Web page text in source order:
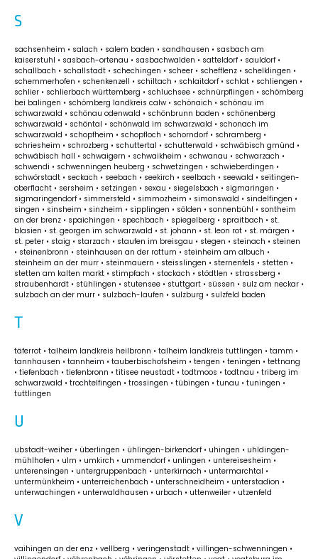
S
sachsenheim • salach • salem baden • sandhausen • sasbach am
kaiserstuhl • sasbach-ortenau • sasbachwalden • satteldorf • sauldorf •
schallbach • schallstadt • schechingen • scheer • schefflenz • schelklingen •
schemmerhofen • schenkenzell • schiltach • schlaitdorf • schlat • schliengen •
schlier • schlierbach württemberg • schluchsee • schnürpflingen • schömberg
bei balingen • schömberg landkreis calw • schönaich • schönau im
schwarzwald • schönau odenwald • schönbrunn baden • schönenberg
schwarzwald • schöntal • schönwald im schwarzwald • schonach im
schwarzwald • schopfheim • schopfloch • schorndorf • schramberg •
schriesheim • schrozberg • schuttertal • schutterwald • schwäbisch gmünd •
schwäbisch hall • schwaigern • schwaikheim • schwanau • schwarzach •
schwendi • schwenningen heuberg • schwetzingen • schwieberdingen •
schwörstadt • seckach • seebach • seekirch • seelbach • seewald • seitingen-
oberflacht • sersheim • setzingen • sexau • siegelsbach • sigmaringen •
sigmaringendorf • simmersfeld • simmozheim • simonswald • sindelfingen •
singen • sinsheim • sinzheim • sipplingen • sölden • sonnenbühl • sontheim
an der brenz • spaichingen • spechbach • spiegelberg • spraitbach • st.
blasien • st. georgen im schwarzwald • st. johann • st. leon rot • st. märgen •
st. peter • staig • starzach • staufen im breisgau • stegen • steinach • steinen
• steinenbronn • steinhausen an der rottum • steinheim am albuch •
steinheim an der murr • steinmauern • steisslingen • sternenfels • stetten •
stetten am kalten markt • stimpfach • stockach • stödtlen • strassberg •
straubenhardt • stühlingen • stutensee • stuttgart • süssen • sulz am neckar •
sulzbach an der murr • sulzbach-laufen • sulzburg • sulzfeld baden
T
täferrot • talheim landkreis heilbronn • talheim landkreis tuttlingen • tamm •
tannhausen • tannheim • tauberbischofsheim • tengen • teningen • tettnang
• tiefenbach • tiefenbronn • titisee neustadt • todtmoos • todtnau • triberg im
schwarzwald • trochtelfingen • trossingen • tübingen • tunau • tuningen •
tuttlingen
U
ubstadt-weiher • überlingen • ühlingen-birkendorf • uhingen • uhldingen-
mühlhofen • ulm • umkirch • ummendorf • unlingen • untereisesheim •
unterensingen • untergruppenbach • unterkirnach • untermarchtal •
untermünkheim • unterreichenbach • unterschneidheim • unterstadion •
unterwachingen • unterwaldhausen • urbach • uttenweiler • utzenfeld
V
vaihingen an der enz • vellberg • veringenstadt • villingen-schwenningen •